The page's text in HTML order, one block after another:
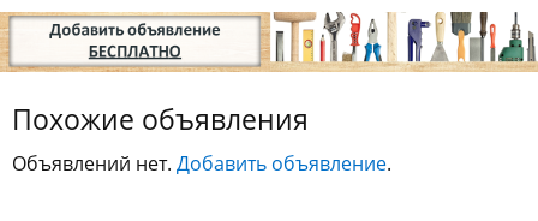
Похожие объявления
Объявлений нет. Добавить объявление.